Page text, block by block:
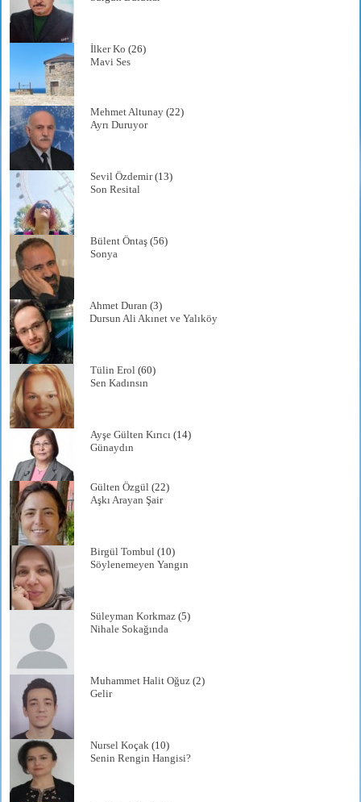
İlker Ko (26)
Mavi Ses
Mehmet Altunay (22)
Ayrı Duruyor
Sevil Özdemir(13)
Son Resital
Bülent Öntaş (56)
Sonya
Ahmet Duran (3)
Dursun Ali Akınet ve Yalıköy
Tülin Erol (60)
Sen Kadınsın
Ayşe Gülten Kırıcı (14)
Günaydın
Gülten Özgül (22)
Aşkı Arayan Şair
Birgül Tombul (10)
Söylenemeyen Yangın
Süleyman Korkmaz (5)
Nihale Sokağında
Muhammet Halit Oğuz (2)
Gelir
Nursel Koçak (10)
Senin Rengin Hangisi?